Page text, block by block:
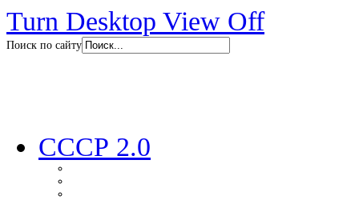
Turn Desktop View Off
Поиск по сайту
СССР 2.0